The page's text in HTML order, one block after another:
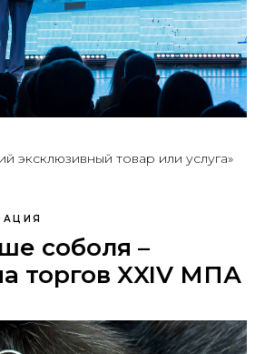
эксклюзивный товар или услуга»
соболя –
торгов XXIV МПА